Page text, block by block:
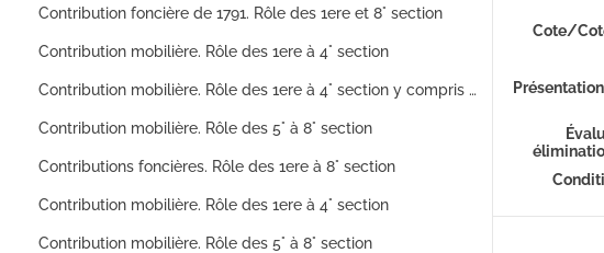
Contribution foncière de 1791. Rôle des 1ere et 8° section
Contribution mobilière. Rôle des 1ere à 4° section
Contribution mobilière. Rôle des 1ere à 4° section y compris la Vèze
Contribution mobilière. Rôle des 5° à 8° section
Contributions foncières. Rôle des 1ere à 8° section
Contribution mobilière. Rôle des 1ere à 4° section
Contribution mobilière. Rôle des 5° à 8° section
Cote/